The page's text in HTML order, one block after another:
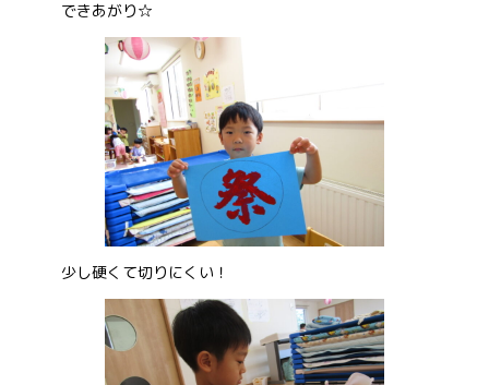
できあがり☆
少し硬くて切りにくい！